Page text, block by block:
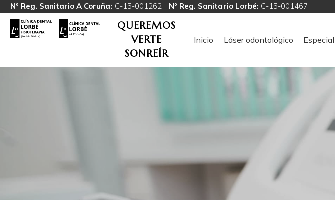
Nº Reg. Sanitario A Coruña: C-15-001262 Nº Reg. Sanitario Lorbé: C-15-001467
QUEREMOS
VERTE
SONREÍR
Inicio Láser odontológico